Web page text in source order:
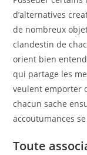
d’alternatives
de nombreux
clandestin de
orient bien
qui partage les
veulent emporter
chacun sache
accoutumances
Toute